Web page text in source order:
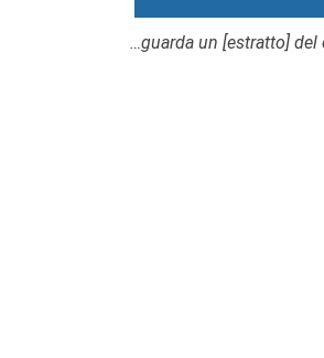
…guarda un [estratto] del